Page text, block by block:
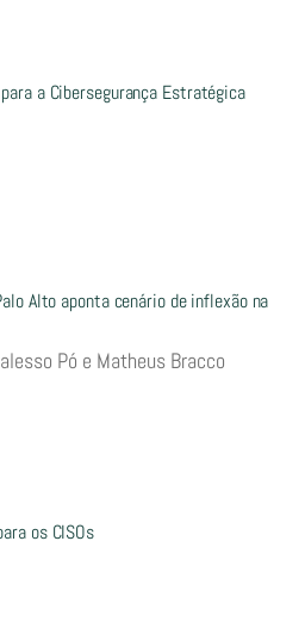
a Cibersegurança Estratégica
Alto aponta cenário de inflexão na
Pó e Matheus Bracco
os CISOs